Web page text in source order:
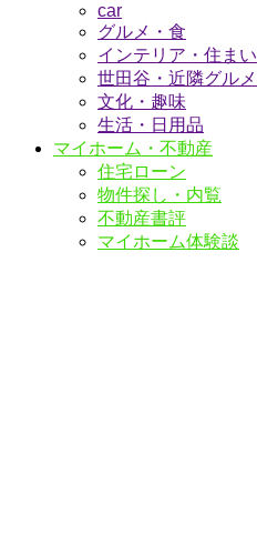
car
グルメ・食
インテリア・住まい
世田谷・近隣グルメ
文化・趣味
生活・日用品
マイホーム・不動産
住宅ローン
物件探し・内覧
不動産書評
マイホーム体験談